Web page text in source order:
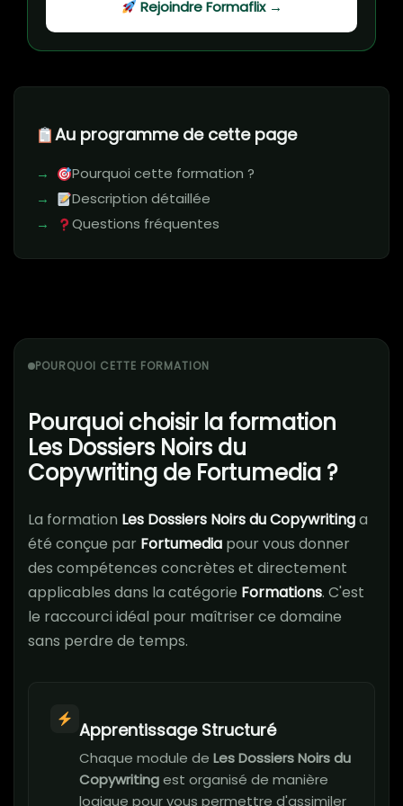
Au programme de cette page
Pourquoi cette formation ?
Description détaillée
Questions fréquentes
POURQUOI CETTE FORMATION
Pourquoi choisir la formation
Les Dossiers Noirs du
Copywriting de Fortumedia ?
La formation Les Dossiers Noirs du Copywritinga
été conçue par Fortumedia pour vous donner
des compétences concrètes et directement
applicables dans la catégorie Formations. C'est
le raccourci idéal pour maîtriser ce domaine
sans perdre de temps.
Apprentissage Structuré
Chaque module de Les Dossiers Noirs du
Copywritingest organisé de manière
logique pour vous permettre d'assimiler
Rejoindre Formaflix →